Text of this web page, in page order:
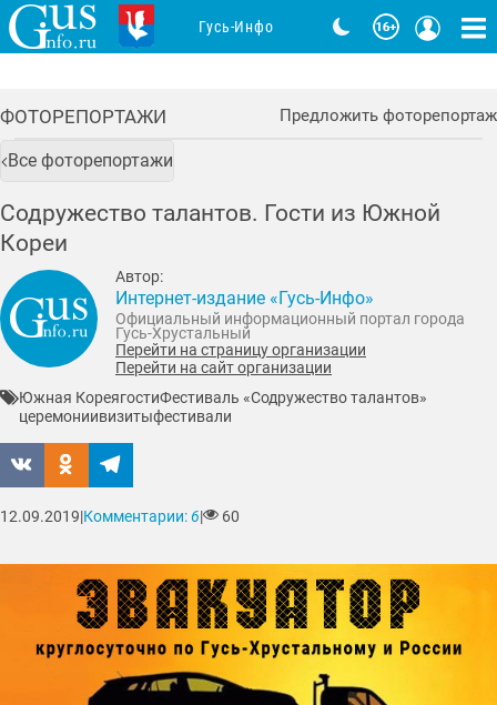
ФОТОРЕПОРТАЖИ Предложить фоторепортаж
Все фоторепортажи
Содружество талантов. Гости из Южной
Кореи
Автор:
Интернет-издание «Гусь-Инфо»
Официальный информационный портал города
Гусь-Хрустальный
Перейти на страницу организации
Перейти на сайт организации
Южная КореягостиФестиваль «Содружество талантов»
церемониивизитыфестивали
12.09.2019|Комментарии:6| 60
Гусь-Инфо